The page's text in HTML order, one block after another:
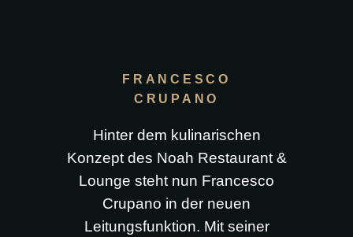
FRANCESCO
CRUPANO
Hinter dem kulinarischen
Konzept des Noah Restaurant &
Lounge steht nun Francesco
Crupano in der neuen
Leitungsfunktion. Mit seiner